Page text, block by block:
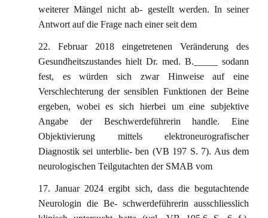
weiterer Mängel nicht ab- gestellt werden. In seiner
Antwort auf die Frage nach einer seit dem
22. Februar 2018 eingetretenen Veränderung des
Gesundheitszustandes hielt Dr. med. B._____ sodann
fest, es würden sich zwar Hinweise auf eine
Verschlechterung der sensiblen Funktionen der Beine
ergeben, wobei es sich hierbei um eine subjektive
Angabe der Beschwerdeführerin handle. Eine
Objektivierung mittels elektroneurografischer
Diagnostik sei unterblie- ben (VB 197 S. 7). Aus dem
neurologischen Teilgutachten der SMAB vom
17. Januar 2024 ergibt sich, dass die begutachtende
Neurologin die Be- schwerdeführerin ausschliesslich